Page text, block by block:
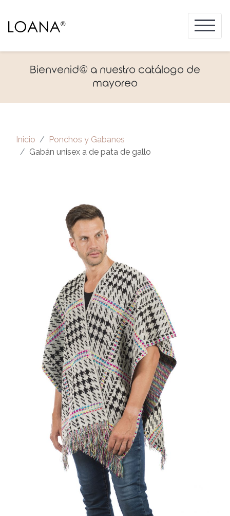
Bienvenid@ a nuestro catálogo de
mayoreo
Inicio
Ponchos y Gabanes
Gabán unisex a de pata de gallo